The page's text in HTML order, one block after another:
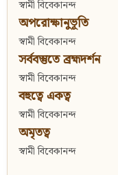
স্বামী বিবেকানন্দ
অপরোক্ষানুভূতি
স্বামী বিবেকানন্দ
সর্ববস্তুতে ব্রহ্মদর্শন
স্বামী বিবেকানন্দ
বহুত্বে একত্ব
স্বামী বিবেকানন্দ
অমৃতত্ব
স্বামী বিবেকানন্দ